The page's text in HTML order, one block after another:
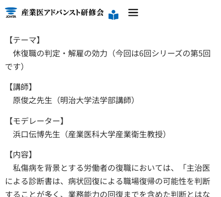
【テーマ】
休復職の判定・解雇の効力（今回は6回シリーズの第5回
です）
【講師】
原俊之先生（明治大学法学部講師）
【モデレーター】
浜口伝博先生（産業医科大学産業衛生教授）
【内容】
私傷病を背景とする労働者の復職においては、「主治医
による診断書は、病状回復による職場復帰の可能性を判断
することが多く、業務能力の回復までを含めた判断とはな